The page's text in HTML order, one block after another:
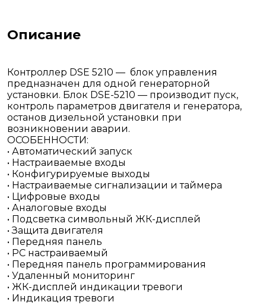
Описание
Контроллер DSE 5210 — блок управления
предназначен для одной генераторной
установки. Блок DSE-5210 — производит пуск,
контроль параметров двигателя и генератора,
останов дизельной установки при
возникновении аварии.
ОСОБЕННОСТИ:
• Автоматический запуск
• Настраиваемые входы
• Конфигурируемые выходы
• Настраиваемые сигнализации и таймера
• Цифровые входы
• Аналоговые входы
• Подсветка символьный ЖК-дисплей
• Защита двигателя
• Передняя панель
• PC настраиваемый
• Передняя панель программирования
• Удаленный мониторинг
• ЖК-дисплей индикации тревоги
• Индикация тревоги